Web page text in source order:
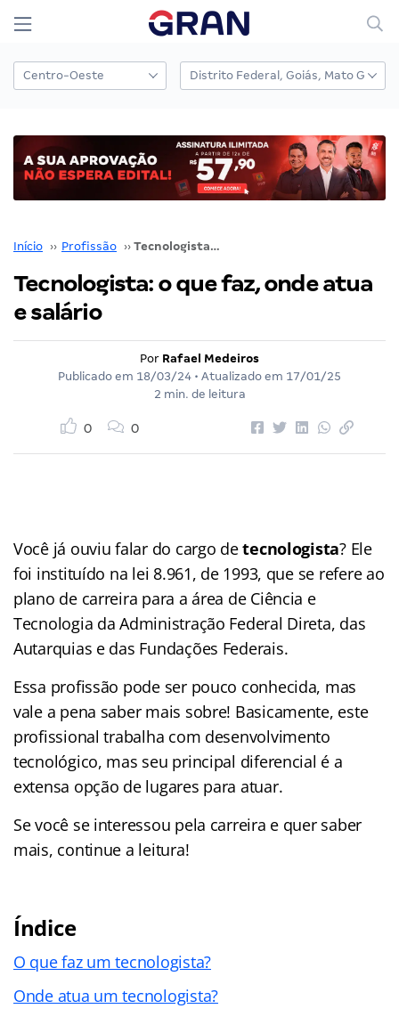
Início ›› Profissão ›› Tecnologista: o que faz, onde atua e salário
Tecnologista: o que faz, onde atua
e salário
Por Rafael Medeiros
Publicado em 18/03/24 • Atualizado em 17/01/25
2 min. de leitura
0 0
Você já ouviu falar do cargo detecnologista? Ele
foi instituído na lei 8.961, de 1993, que se refere ao
plano de carreira para a área de Ciência e
Tecnologia da Administração Federal Direta, das
Autarquias e das Fundações Federais.
Essa profissão pode ser pouco conhecida, mas
vale a pena saber mais sobre! Basicamente, este
profissional trabalha com desenvolvimento
tecnológico, mas seu principal diferencial é a
extensa opção de lugares para atuar.
Se você se interessou pela carreira e quer saber
mais, continue a leitura!
Índice
O que faz um tecnologista?
Onde atua um tecnologista?